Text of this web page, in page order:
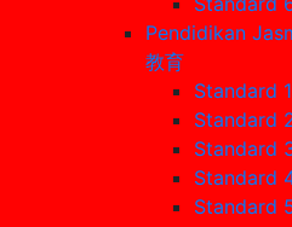
Pendidikan
教育
Standard 1
Standard
Standard
Standard
Standard